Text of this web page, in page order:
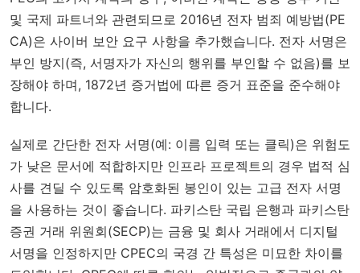
및 국제 파트너와 관련되므로 2016년 전자 범죄 예방법(PE
CA)은 사이버 보안 요구 사항을 추가했습니다. 전자 서명은
부인 방지(즉, 서명자가 자신의 행위를 부인할 수 없음)를 보
장해야 하며, 1872년 증거법에 따른 증거 표준을 준수해야
합니다.
실제로 간단한 전자 서명(예: 이름 입력 또는 클릭)은 위험도
가 낮은 문서에 적합하지만 인프라 프로젝트의 경우 법적 심
사를 견딜 수 있도록 암호화된 봉인이 있는 고급 전자 서명
을 사용하는 것이 좋습니다. 파키스탄 국립 은행과 파키스탄
증권 거래 위원회(SECP)는 금융 및 회사 거래에서 디지털
서명을 인정하지만 CPEC의 국경 간 특성은 미묘한 차이를